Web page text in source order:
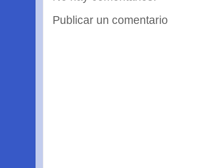
Publicar un comentario